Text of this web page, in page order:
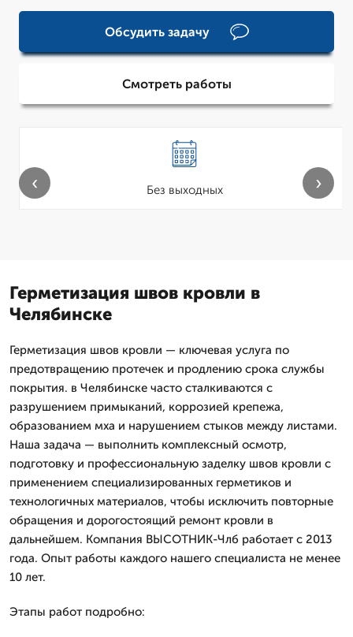
Обсудить задачу
Смотреть работы
Без выходных
‹ ›
Герметизация швов кровли в
Челябинске
Герметизация швов кровли — ключевая услуга по
предотвращению протечек и продлению срока службы
покрытия. в Челябинске часто сталкиваются с
разрушением примыканий, коррозией крепежа,
образованием мха и нарушением стыков между листами.
Наша задача — выполнить комплексный осмотр,
подготовку и профессиональную заделку швов кровли с
применением специализированных герметиков и
технологичных материалов, чтобы исключить повторные
обращения и дорогостоящий ремонт кровли в
дальнейшем. Компания ВЫСОТНИК-Члб работает с 2013
года. Опыт работы каждого нашего специалиста не менее
10 лет.
Этапы работ подробно: